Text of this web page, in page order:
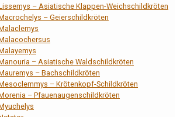
– Asiatische Klappen-Weichschildkröten
– Geierschildkröten
– Asiatische Waldschildkröten
– Bachschildkröten
– Krötenkopf-Schildkröten
– Pfauenaugenschildkröten